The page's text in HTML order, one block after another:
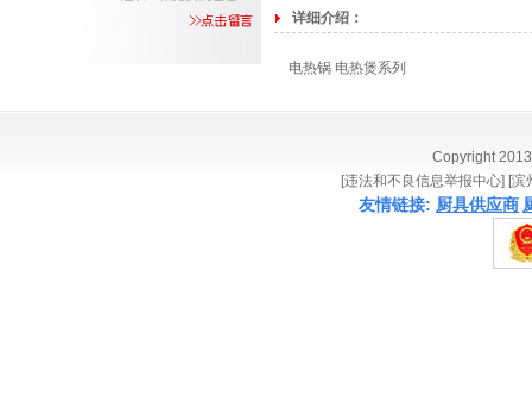
详细介绍：
电热锅 电热煲系列
Copyright
[违法和不良信息举报中心] [
友情链接: 厨具供应商